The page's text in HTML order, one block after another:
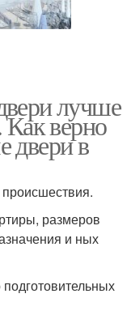
лучше
верно
двери в
размеров
и ных